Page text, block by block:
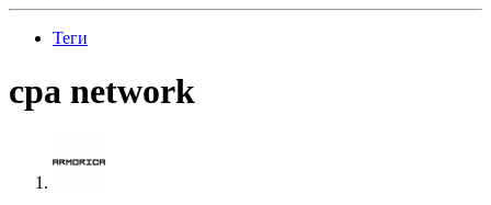
Теги
cpa network